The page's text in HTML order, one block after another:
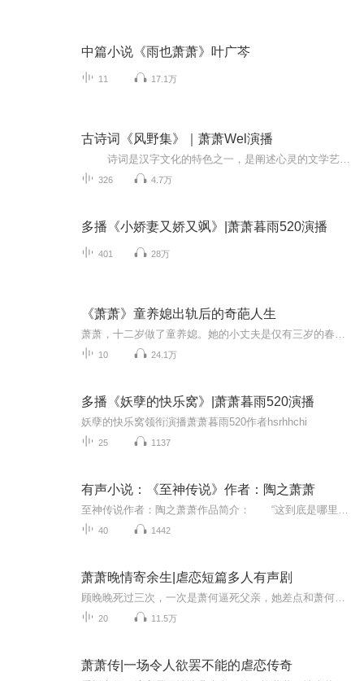
中篇小说《雨也萧萧》叶广芩
11 17.1万
古诗词《风野集》｜萧萧Wel演播
326 4.7万
多播《小娇妻又娇又飒》|萧萧暮雨520演播
401 28万
《萧萧》童养媳出轨后的奇葩人生
10 24.1万
多播《妖孽的快乐窝》|萧萧暮雨520演播
妖孽的快乐窝领衔演播萧萧暮雨520作者hsrhhchi
25 1137
有声小说：《至神传说》作者：陶之萧萧
40 1442
萧萧晚情寄余生|虐恋短篇多人有声剧
20 11.5万
萧萧传|一场令人欲罢不能的虐恋传奇